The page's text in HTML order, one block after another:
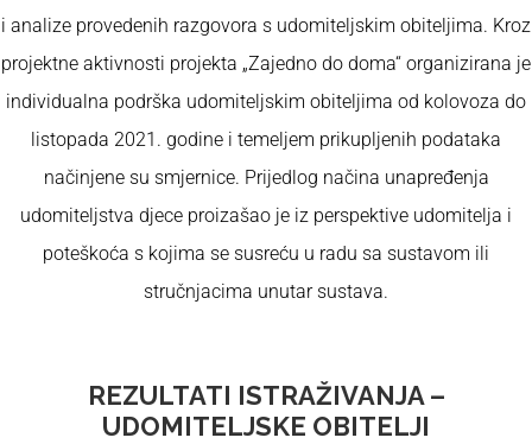
i analize provedenih razgovora s udomiteljskim obiteljima. Kroz
projektne aktivnosti projekta „Zajedno do doma“ organizirana je
individualna podrška udomiteljskim obiteljima od kolovoza do
listopada 2021. godine i temeljem prikupljenih podataka
načinjene su smjernice. Prijedlog načina unapređenja
udomiteljstva djece proizašao je iz perspektive udomitelja i
poteškoća s kojima se susreću u radu sa sustavom ili
stručnjacima unutar sustava.
REZULTATI ISTRAŽIVANJA –
UDOMITELJSKE OBITELJI